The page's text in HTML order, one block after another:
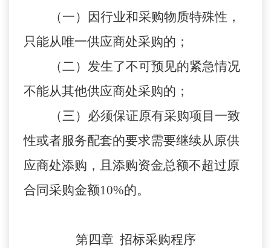
（一）因行业和采购物质特殊性，
只能从唯一供应商处采购的；
（二）发生了不可预见的紧急情况
不能从其他供应商处采购的；
（三）必须保证原有采购项目一致
性或者服务配套的要求需要继续从原供
应商处添购，且添购资金总额不超过原
合同采购金额10%的。
第四章 招标采购程序